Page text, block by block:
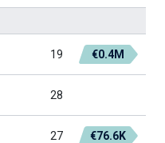
19 €0.4M
28
27 €76.6K